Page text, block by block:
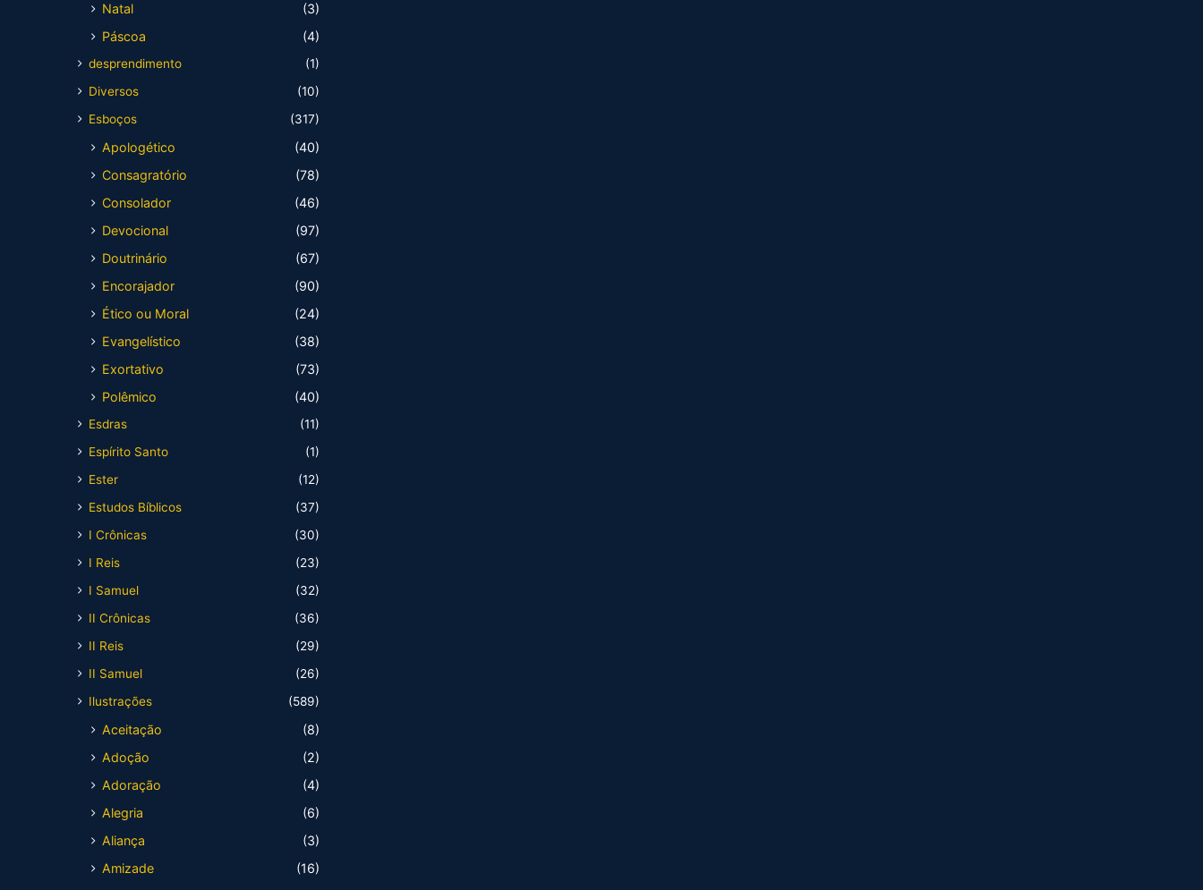
Natal
(3)
Páscoa
(4)
desprendimento
(1)
Diversos
(10)
Esboços
(317)
Apologético
(40)
Consagratório
(78)
Consolador
(46)
Devocional
(97)
Doutrinário
(67)
Encorajador
(90)
Ético ou Moral
(24)
Evangelístico
(38)
Exortativo
(73)
Polêmico
(40)
Esdras
(11)
Espírito Santo
(1)
Ester
(12)
Estudos Bíblicos
(37)
I Crônicas
(30)
I Reis
(23)
I Samuel
(32)
II Crônicas
(36)
II Reis
(29)
II Samuel
(26)
Ilustrações
(589)
Aceitação
(8)
Adoção
(2)
Adoração
(4)
Alegria
(6)
Aliança
(3)
Amizade
(16)